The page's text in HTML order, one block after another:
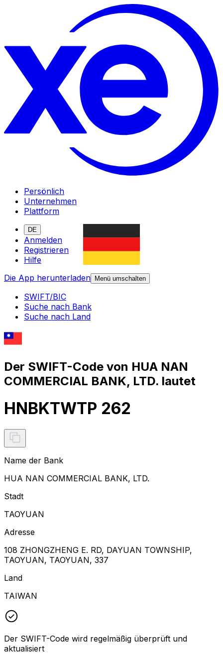
Persönlich
Unternehmen
Plattform
DE
Anmelden
Registrieren
Hilfe
Die App herunterladen
Menü umschalten
SWIFT/BIC
Suche nach Bank
Suche nach Land
Der SWIFT-Code von HUA NAN
COMMERCIAL BANK, LTD. lautet
HNBKTWTP 262
Name der Bank
HUA NAN COMMERCIAL BANK, LTD.
Stadt
TAOYUAN
Adresse
108 ZHONGZHENG E. RD, DAYUAN TOWNSHIP,
TAOYUAN, TAOYUAN, 337
Land
TAIWAN
Der SWIFT-Code wird regelmäßig überprüft und
aktualisiert